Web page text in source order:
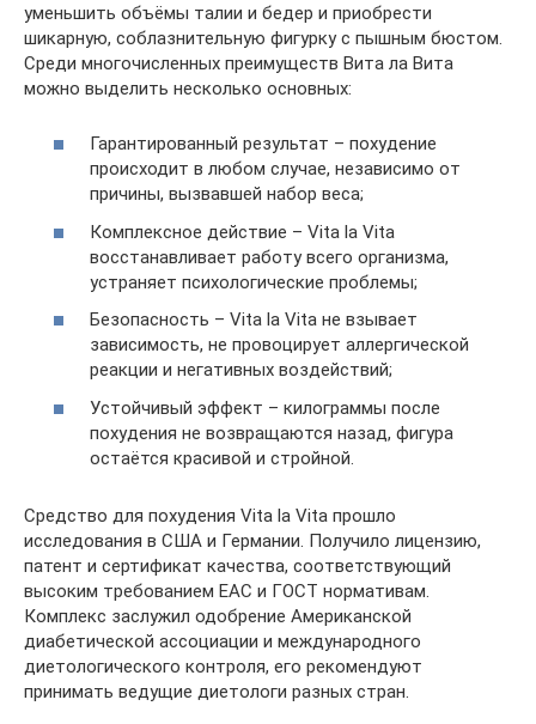
уменьшить объёмы талии и бедер и приобрести
шикарную, соблазнительную фигурку с пышным бюстом.
Среди многочисленных преимуществ Вита ла Вита
можно выделить несколько основных:
Гарантированный результат – похудение
происходит в любом случае, независимо от
причины, вызвавшей набор веса;
Комплексное действие – Vita la Vita
восстанавливает работу всего организма,
устраняет психологические проблемы;
Безопасность – Vita la Vita не взывает
зависимость, не провоцирует аллергической
реакции и негативных воздействий;
Устойчивый эффект – килограммы после
похудения не возвращаются назад, фигура
остаётся красивой и стройной.
Средство для похудения Vita la Vita прошло
исследования в США и Германии. Получило лицензию,
патент и сертификат качества, соответствующий
высоким требованием ЕАС и ГОСТ нормативам.
Комплекс заслужил одобрение Американской
диабетической ассоциации и международного
диетологического контроля, его рекомендуют
принимать ведущие диетологи разных стран.